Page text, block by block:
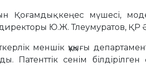
Қоғамдық кеңес мүшесі,
Ю.Ж. Тлеумуратов, ҚР
меншік құқығы
Патенттік сенім